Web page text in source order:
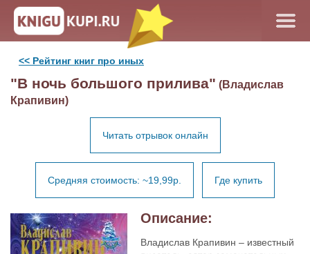
<< Рейтинг книг про иных
"В ночь большого прилива" (Владислав
Крапивин)
Читать отрывок онлайн
Средняя стоимость: ~19,99р. Где купить
Описание:
Владислав Крапивин – известный